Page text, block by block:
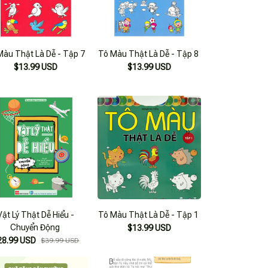
Thật Là Dễ - Tập 7
$13.99 USD
Tô Màu Thật Là Dễ - Tập 8
$13.99 USD
Lý Thật Dễ Hiểu -
Chuyển Động
USD
$39.99 USD
Tô Màu Thật Là Dễ - Tập 1
$13.99 USD